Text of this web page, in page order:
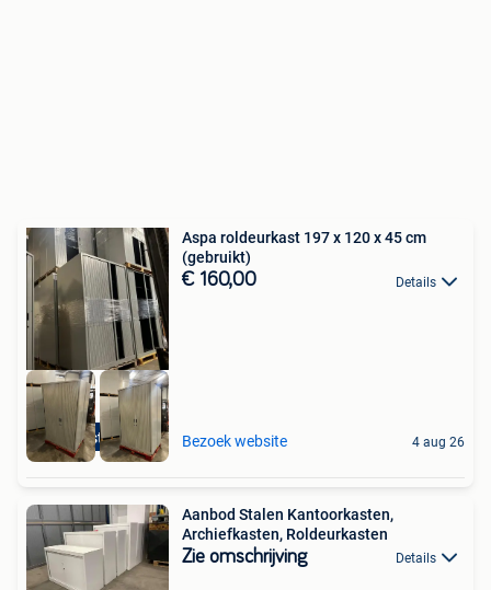
20 stuks
Aspa roldeurkast 197 x 120 x 45 cm
(gebruikt)
€ 160,00 Details
Bezoek website 4 aug 26
Aanbod Stalen Kantoorkasten,
Archiefkasten, Roldeurkasten
Zie omschrijving Details